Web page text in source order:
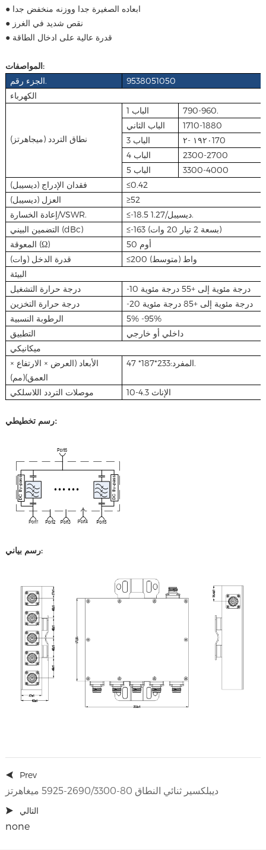
● ابعاده الصغيرة جدا ووزنه منخفض جدا
● نقص شديد في الغرز
● قدرة عالية على ادخال الطاقة
المواصفات:
الجزء رقم.
9538051050
الكهرباء
نطاق التردد (ميجاهرتز)
الباب 1
790-960.
الباب الثاني
1710-1880
الباب 3
١٩٢٠ -٢170
الباب 4
2300-2700
الباب 5
3300-4000
فقدان الإدراج (ديسيبل)
≤0.42
العزل (ديسيبل)
≥52
إعادة الخسارة/VSWR.
≤-18.5 ديسيبل/1.27.
التضمين البيني (dBc)
≤-163 (بسعة 2 تيار 20 وات)
المعوقة (Ω)
50 أوم
قدرة الدخل (وات)
≤200 واط (متوسط)
البيئة
درجة حرارة التشغيل
-10 درجة مئوية إلى +55 درجة مئوية
درجة حرارة التخزين
-20 درجة مئوية إلى +85 درجة مئوية
الرطوبة النسبية
5% -95%
التطبيق
داخلي أو خارجي
ميكانيكي
الأبعاد (العرض × الارتفاع ×
العمق)(مم)
المفرد:233*187* 47.
موصلات التردد اللاسلكي الإناث 4.3-10
رسم تخطيطي:
رسم بياني:
Prev
ديبلكسير ثنائي النطاق 80-2690/3300-5925 ميغاهرتز
التالي
none